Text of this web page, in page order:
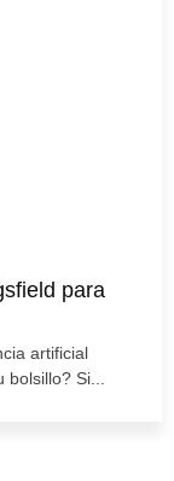
para
artificial
Si...